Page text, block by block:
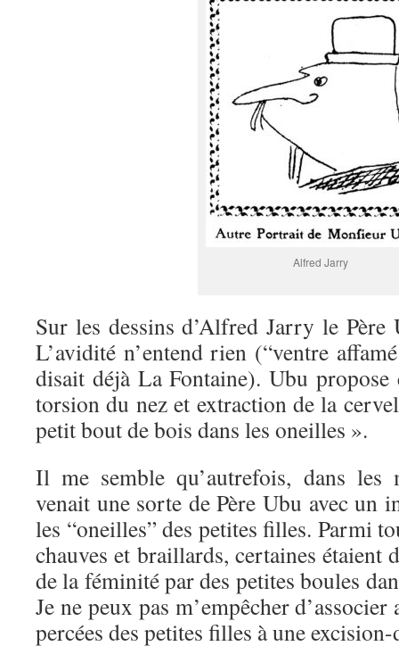
Alfred Jarry
Sur les dessins d’Alfred Jarry le Père
L’avidité n’entend rien (“ventre
disait déjà La Fontaine). Ubu propose
torsion du nez et extraction de la
petit bout de bois dans les oneilles ».
Il me semble qu’autrefois, dans les
venait une sorte de Père Ubu avec un
les “oneilles” des petites filles. Parmi
chauves et braillards, certaines étaient
de la féminité par des petites boules
Je ne peux pas m’empêcher
percées des petites filles à une